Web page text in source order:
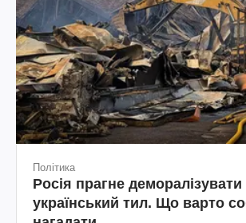
Політика
Росія прагне деморалізувати
український тил. Що варто